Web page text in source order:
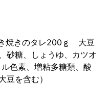
焼きのタレ200ｇ 大豆
砂糖、しょうゆ、カツオ
色素、増粘多糖類、酸
豆を含む）